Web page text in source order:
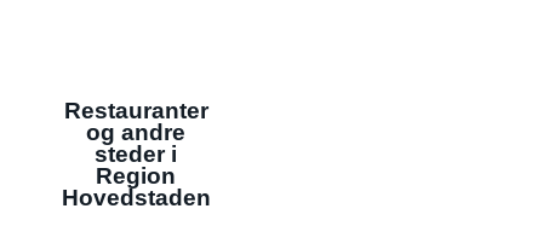
Restauranter
og andre
steder i
Region
Hovedstaden